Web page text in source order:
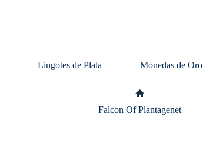
Lingotes de Plata Monedas de Oro
Falcon Of Plantagenet